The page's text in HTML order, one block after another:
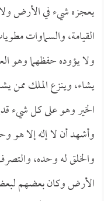
يعجزه شيء في الأرض
القيامة، والسماوات
ولا يؤوده حفظهما وهو
يشاء، وينزع الملك ممن
الخير وهو على كل شيء
وأشهد أن لا إله إلا هو
والخلق له وحده،
الأرض وكان بعضهم لبعض